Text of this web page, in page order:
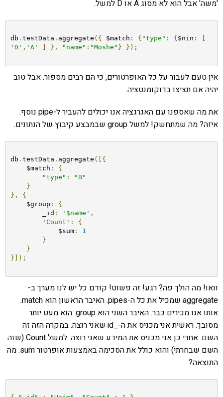
'משה' אבל הוא לא מסוג A או D למשל.
db . testData . aggregate ({ $match : { "type" : { $nin :
'D' , 'A' }, "name" : "Moshe" } });
אין טעם לעבור על כל האופרטורים, כי הם רבים מספור. אבל טוב
יהיה אם תציצו בדוקומנטציה.
את מה שאספנו עם האגרגציה אנו יכולים להעביר ל-pipe נוסף.
איזה? מה שמתחשק! למשל group שבמבצע קיבוץ של הנתונים.
db . testData . aggregate ([{
    $match
:
{
"type" :
"B"
}
},
{
    $group
:
{
        _id
: '$name' ,
'Count' :
{
            $sum
:
1
}
}
}]);
וואו! מה הולך פה? רגע! זה פשוט! קודם כל יש לנו מערך ב-
aggregate שמכיל את כל ה-pipes. האיבר הראשון הוא match.
אותו אנו מכירים כבר. האיבר השני הוא group. הוא מעט יותר
מסובך. ראשית אני מכניס את ה-_id שאני רוצה. במקרה הזה זה
השם. אחרי כן אני מכניס את המידע שאני רוצה. למשל Count (שזה
השם שבחרתי) והוא כולל את הסכימה באמצעות אופרטור sum. מה
התוצאה?